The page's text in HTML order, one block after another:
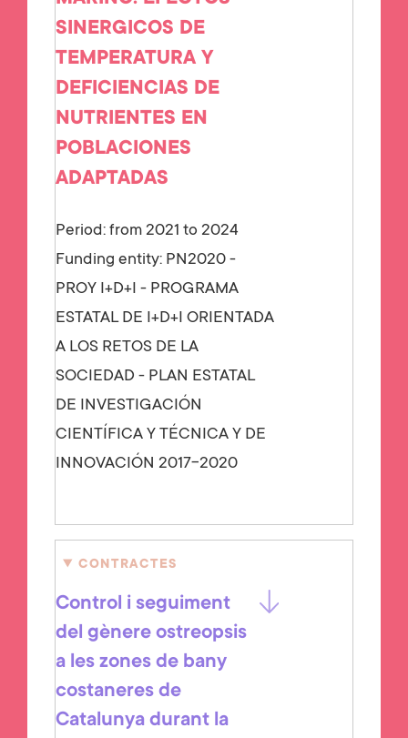
SINERGICOS DE
TEMPERATURA Y
DEFICIENCIAS DE
NUTRIENTES EN
POBLACIONES
ADAPTADAS
Period: from 2021 to 2024
Funding entity: PN2020 -
PROY I+D+I - PROGRAMA
ESTATAL DE I+D+I ORIENTADA
A LOS RETOS DE LA
SOCIEDAD - PLAN ESTATAL
DE INVESTIGACIÓN
CIENTÍFICA Y TÉCNICA Y DE
INNOVACIÓN 2017-2020
CONTRACTES
Control i seguiment
del gènere ostreopsis
a les zones de bany
costaneres de
Catalunya durant la